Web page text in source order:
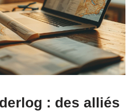
: des alliés